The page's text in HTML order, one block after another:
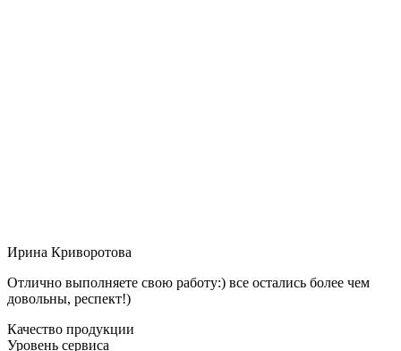
Ирина Криворотова
Отлично выполняете свою работу:) все остались более чем
довольны, респект!)
Качество продукции
Уровень сервиса